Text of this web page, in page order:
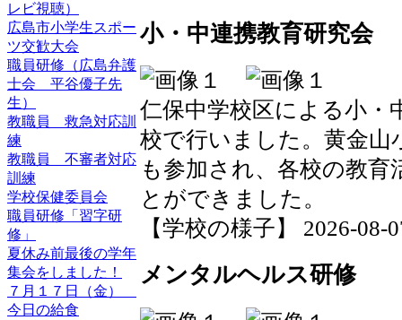
レビ視聴）
広島市小学生スポー
ツ交歓大会
職員研修（広島弁護
士会 平谷優子先
生）
教職員 救急対応訓
練
教職員 不審者対応
訓練
学校保健委員会
職員研修「習字研
修」
夏休み前最後の学年
集会をしました！
７月１７日（金）
今日の給食
小・中連携教育研究会
仁保中学校区による小・
校で行いました。黄金山
も参加され、各校の教
とができました。
【学校の様子】 2026-08-
メンタルヘルス研修